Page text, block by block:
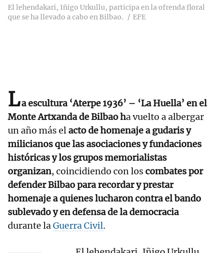
El lehendakari, Iñigo Urkullu, participa en la ofrenda floral
que se ha llevado a cabo en Bilbao.
EFE
La escultura ‘Aterpe 1936’ – ‘La Huella’ en el
Monte Artxanda de Bilbao ha vuelto a albergar
un año más elacto de homenaje a gudaris y
milicianos que las asociaciones y fundaciones
históricas y los grupos memorialistas
organizan, coincidiendo con loscombates por
defender Bilbao para recordar y prestar
homenaje a quienes lucharon contra el bando
sublevado y en defensa de la democracia
durante laGuerra Civil.